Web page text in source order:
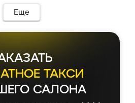
Еще
ТАКСИ
САЛОНА